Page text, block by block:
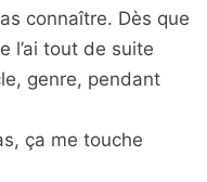
connaître. Dès que
l’ai tout de suite
genre, pendant
ça me touche